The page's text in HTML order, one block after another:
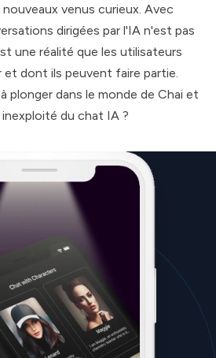
venus curieux. Avec
dirigées par l'IA n'est pas
une réalité que les utilisateurs
dont ils peuvent faire partie.
plonger dans le monde de Chai et
du chat IA ?